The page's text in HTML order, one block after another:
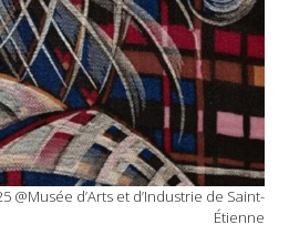
@Musée d’Arts et d’Industrie de Saint-
Étienne